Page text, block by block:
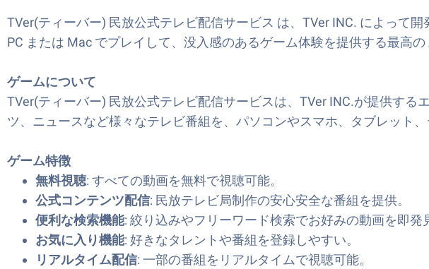
TVer(ティーバー) 民放公式テレビ配信サービス は、TVer INC. によって
PC または Mac でプレイして、没入感のあるゲーム体験を提供する最高の
ゲームについて
TVer(ティーバー) 民放公式テレビ配信サービスは、TVer INC.が提供す
ツ、ニュースなど様々なテレビ番組を、パソコンやスマホ、タブレット
ゲーム特徴
無料視聴: すべての動画を無料で視聴可能。
公式コンテンツ配信: 民放テレビ局制作の安心安全な番組を提供。
便利な検索機能: 絞り込みやフリーワード検索でお好みの動画を即発
お気に入り機能: 好きなタレントや番組を登録しやすい。
リアルタイム配信: 一部の番組をリアルタイムで視聴可能。